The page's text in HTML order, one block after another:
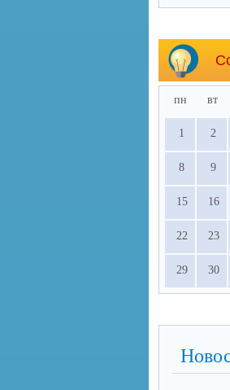
пн вт
1 2
8 9
15 16
22 23
29 30